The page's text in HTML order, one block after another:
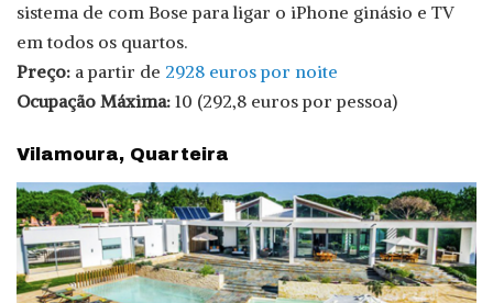
sistema de com Bose para ligar o iPhone ginásio e TV
em todos os quartos.
Preço: a partir de 2928 euros por noite
Ocupação Máxima: 10 (292,8 euros por pessoa)
Vilamoura, Quarteira